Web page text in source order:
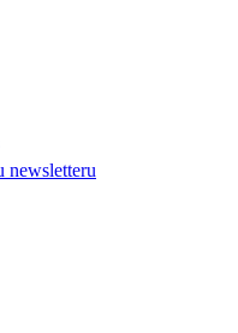
newsletteru